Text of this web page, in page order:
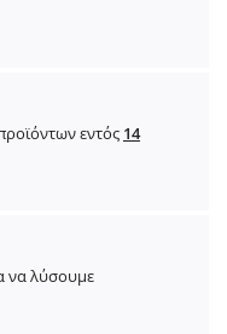
εντός 14
να λύσουμε